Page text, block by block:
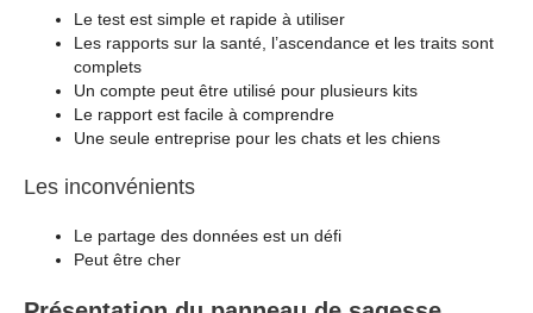
Le test est simple et rapide à utiliser
Les rapports sur la santé, l’ascendance et les traits sont
complets
Un compte peut être utilisé pour plusieurs kits
Le rapport est facile à comprendre
Une seule entreprise pour les chats et les chiens
Les inconvénients
Le partage des données est un défi
Peut être cher